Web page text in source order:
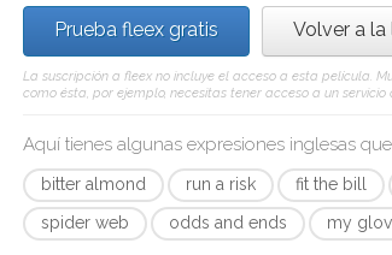
Prueba fleex gratis Volver a
La suscripción a fleex no incluye el acceso a esta película.
como ésta, por ejemplo, necesitas tener acceso a un
Aquí tienes algunas expresiones inglesas
bitter almond run a risk fit the bill
spider web
odds and ends my